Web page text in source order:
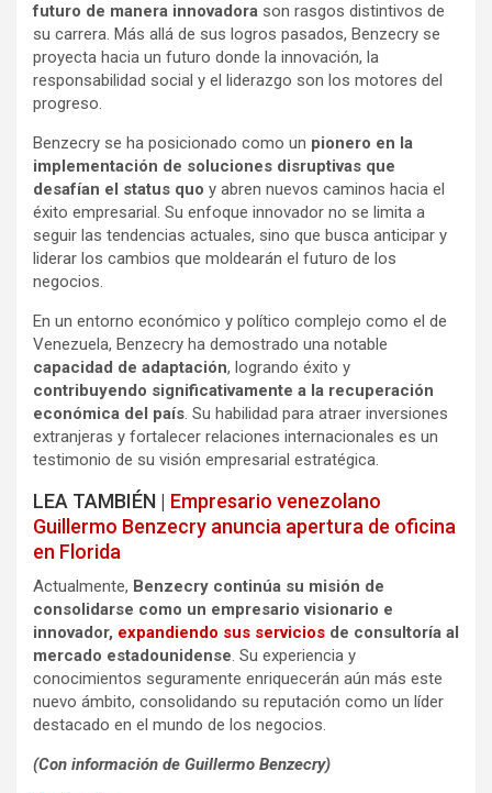
futuro de manera innovadora son rasgos distintivos de
su carrera. Más allá de sus logros pasados, Benzecry se
proyecta hacia un futuro donde la innovación, la
responsabilidad social y el liderazgo son los motores del
progreso.
Benzecry se ha posicionado como un pionero en la
implementación de soluciones disruptivas que
desafían el status quo y abren nuevos caminos hacia el
éxito empresarial. Su enfoque innovador no se limita a
seguir las tendencias actuales, sino que busca anticipar y
liderar los cambios que moldearán el futuro de los
negocios.
En un entorno económico y político complejo como el de
Venezuela, Benzecry ha demostrado una notable
capacidad de adaptación, logrando éxito y
contribuyendo significativamente a la recuperación
económica del país. Su habilidad para atraer inversiones
extranjeras y fortalecer relaciones internacionales es un
testimonio de su visión empresarial estratégica.
LEA TAMBIÉN | Empresario venezolano
Guillermo Benzecry anuncia apertura de oficina
en Florida
Actualmente, Benzecry continúa su misión de
consolidarse como un empresario visionario e
innovador, expandiendo sus servicios de consultoría al
mercado estadounidense. Su experiencia y
conocimientos seguramente enriquecerán aún más este
nuevo ámbito, consolidando su reputación como un líder
destacado en el mundo de los negocios.
(Con información de Guillermo Benzecry)